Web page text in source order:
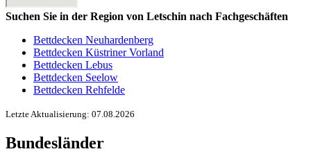
Suchen Sie in der Region von Letschin nach Fachgeschäften
Bettdecken Neuhardenberg
Bettdecken Küstriner Vorland
Bettdecken Lebus
Bettdecken Seelow
Bettdecken Rehfelde
Letzte Aktualisierung: 07.08.2026
Bundesländer